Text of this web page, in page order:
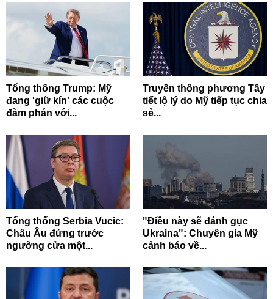
Tổng thống Trump: Mỹ
đang 'giữ kín' các cuộc
đàm phán với...
Truyền thông phương Tây
tiết lộ lý do Mỹ tiếp tục chia
sẻ...
Tổng thống Serbia Vucic:
Châu Âu đứng trước
ngưỡng cửa một...
"Điều này sẽ đánh gục
Ukraina": Chuyên gia Mỹ
cảnh báo về...